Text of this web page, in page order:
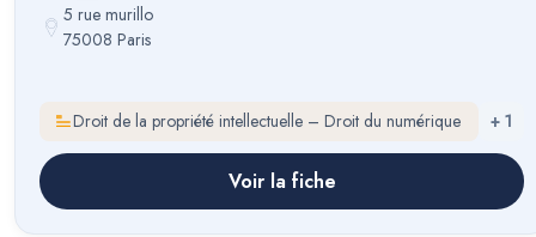
5 rue murillo
75008 Paris
Droit de la propriété intellectuelle – Droit du numérique + 1
Voir la fiche